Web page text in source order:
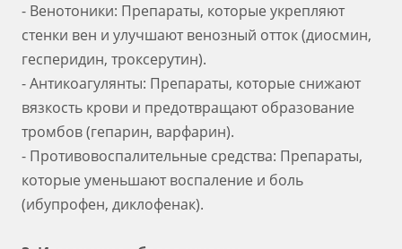
- Венотоники: Препараты, которые укрепляют
стенки вен и улучшают венозный отток (диосмин,
гесперидин, троксерутин).
- Антикоагулянты: Препараты, которые снижают
вязкость крови и предотвращают образование
тромбов (гепарин, варфарин).
- Противовоспалительные средства: Препараты,
которые уменьшают воспаление и боль
(ибупрофен, диклофенак).